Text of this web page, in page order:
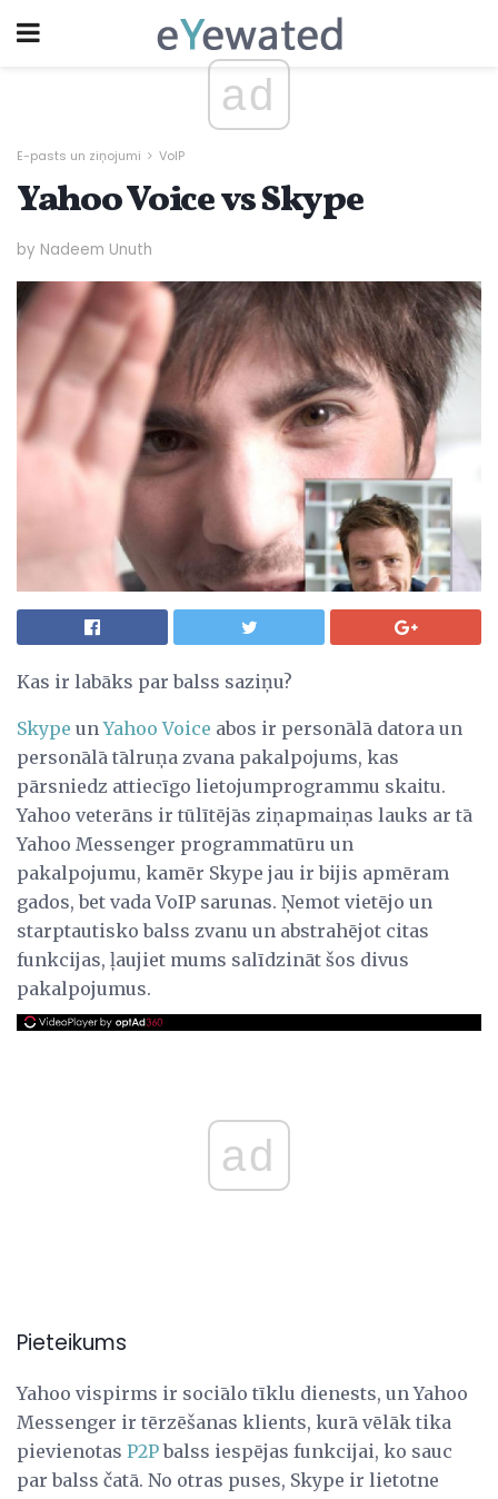
ad
E-pasts un ziņojumi VoIP
Yahoo Voice vs Skype
by Nadeem Unuth
Kas ir labāks par balss saziņu?
Skype unYahoo Voice abos ir personālā datora un
personālā tālruņa zvana pakalpojums, kas
pārsniedz attiecīgo lietojumprogrammu skaitu.
Yahoo veterāns ir tūlītējās ziņapmaiņas lauks ar tā
Yahoo Messenger programmatūru un
pakalpojumu, kamēr Skype jau ir bijis apmēram
gados, bet vada VoIP sarunas. Ņemot vietējo un
starptautisko balss zvanu un abstrahējot citas
funkcijas, ļaujiet mums salīdzināt šos divus
pakalpojumus.
ad
Pieteikums
Yahoo vispirms ir sociālo tīklu dienests, un Yahoo
Messenger ir tērzēšanas klients, kurā vēlāk tika
pievienotas P2Pbalss iespējas funkcijai, ko sauc
par balss čatā. No otras puses, Skype ir lietotne